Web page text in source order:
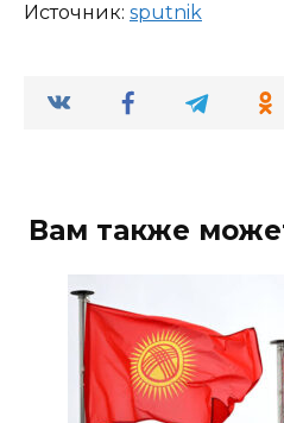
Источник: sput­nik
Вам также